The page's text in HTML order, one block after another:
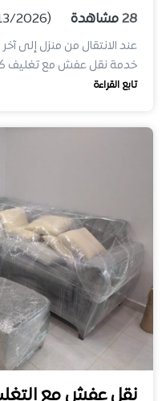
28 مشاهدة (7/13/2026)
عند الانتقال من منزل إلى
خدمة نقل عفش مع تغليف
تابع القراءة
نقل عفش مع